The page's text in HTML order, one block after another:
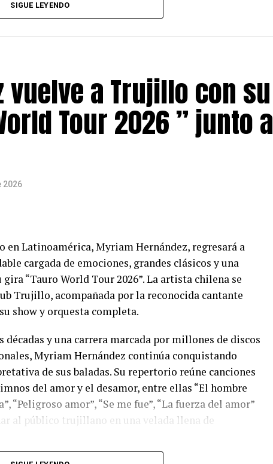
SIGUE LEYENDO
vuelve a Trujillo con su
Tour 2026 ” junto a
2026
Latinoamérica, Myriam Hernández, regresará a
cargada de emociones, grandes clásicos y una
“Tauro World Tour 2026”. La artista chilena se
Trujillo, acompañada por la reconocida cantante
show y orquesta completa.
y una carrera marcada por millones de discos
Myriam Hernández continúa conquistando
de sus baladas. Su repertorio reúne canciones
del amor y el desamor, entre ellas “El hombre
“Peligroso amor”, “Se me fue”, “La fuerza del amor”
al público trujillano en una velada llena de